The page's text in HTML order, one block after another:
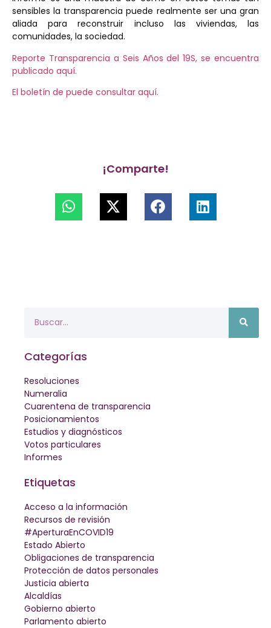
sensibles la transparencia puede realmente ser una gran
aliada para reconstruir incluso las viviendas, las
comunidades, la sociedad.
Reporte Transparencia a Seis Años del 19S, se encuentra
publicado aquí.
El boletín de puede consultar aquí.
¡Comparte!
Categorías
Resoluciones
Numeralia
Cuarentena de transparencia
Posicionamientos
Estudios y diagnósticos
Votos particulares
Informes
Etiquetas
Acceso a la información
Recursos de revisión
#AperturaEnCOVID19
Estado Abierto
Obligaciones de transparencia
Protección de datos personales
Justicia abierta
Alcaldías
Gobierno abierto
Parlamento abierto